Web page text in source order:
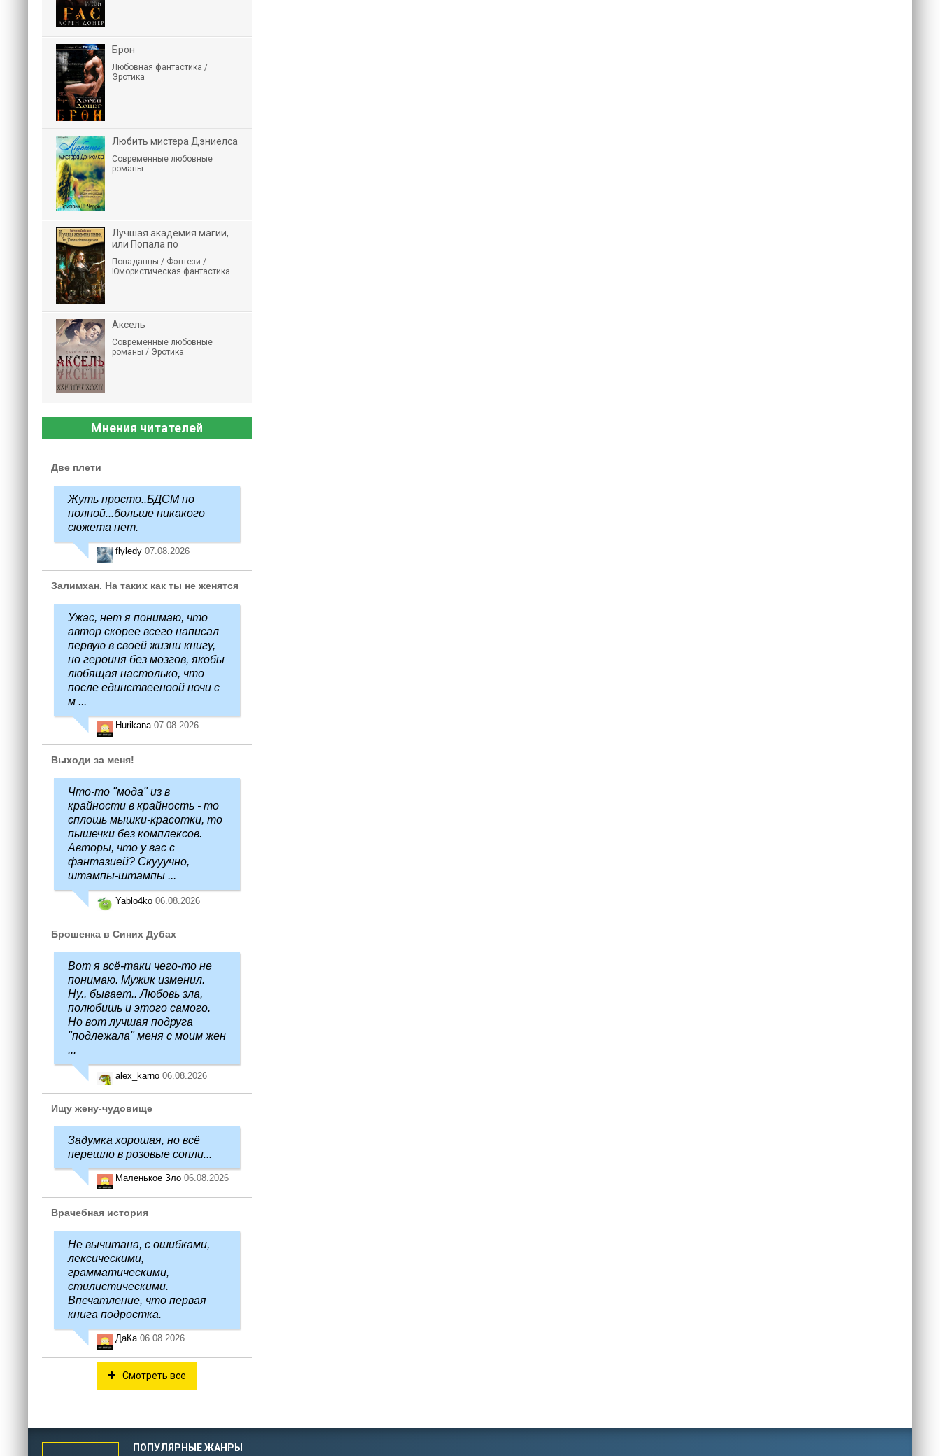
Брон
Любовная фантастика /
Эротика
Любить мистера Дэниелса
Современные любовные
романы
Лучшая академия магии,
или Попала по
Попаданцы / Фэнтези /
Юмористическая фантастика
Аксель
Современные любовные
романы / Эротика
Мнения читателей
Две плети
Жуть просто..БДСМ по
полной...больше никакого
сюжета нет.
flyledy 07.08.2026
Залимхан. На таких как ты не женятся
Ужас, нет я понимаю, что
автор скорее всего написал
первую в своей жизни книгу,
но героиня без мозгов, якобы
любящая настолько, что
после единствееноой ночи с
м ...
Hurikana 07.08.2026
Выходи за меня!
Что-то "мода" из в
крайности в крайность - то
сплошь мышки-красотки, то
пышечки без комплексов.
Авторы, что у вас с
фантазией? Скууучно,
штампы-штампы ...
Yablo4ko 06.08.2026
Брошенка в Синих Дубах
Вот я всё-таки чего-то не
понимаю. Мужик изменил.
Ну.. бывает.. Любовь зла,
полюбишь и этого самого.
Но вот лучшая подруга
"подлежала" меня с моим жен
...
alex_karno 06.08.2026
Ищу жену-чудовище
Задумка хорошая, но всё
перешло в розовые сопли...
Маленькое Зло 06.08.2026
Врачебная история
Не вычитана, с ошибками,
лексическими,
грамматическими,
стилистическими.
Впечатление, что первая
книга подростка.
ДаКа 06.08.2026
Смотреть все